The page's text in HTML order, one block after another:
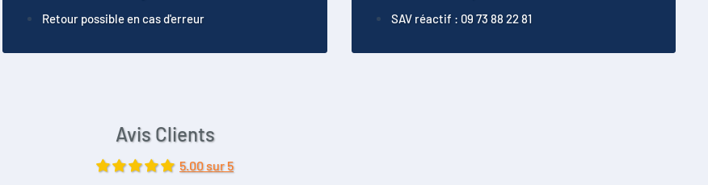
Retour possible en cas d'erreur
SAV réactif : 09 73 88 22 81
Avis Clients
5.00 sur 5